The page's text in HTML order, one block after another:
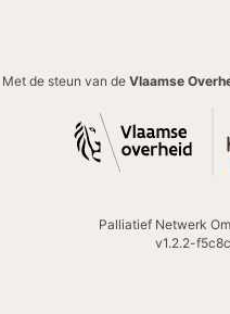
Met de steun van de Vlaamse
Palliatief Netwerk
v1.2.2-